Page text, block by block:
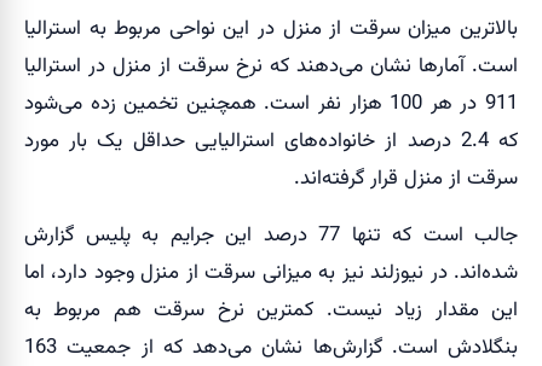
بالاترین میزان سرقت از منزل در این نواحی مربوط به استرالیا
است. آمارها نشان می‌دهند که نرخ سرقت از منزل در استرالیا
911 در هر 100 هزار نفر است. همچنین تخمین زده می‌شود
که 2.4 درصد از خانواده‌های استرالیایی حداقل یک بار مورد
سرقت از منزل قرار گرفته‌اند.
جالب است که تنها 77 درصد این جرایم به پلیس گزارش
شده‌اند. در نیوزلند نیز به میزانی سرقت از منزل وجود دارد، اما
این مقدار زیاد نیست. کمترین نرخ سرقت هم مربوط به
بنگلادش است. گزارش‌ها نشان می‌دهد که از جمعیت 163